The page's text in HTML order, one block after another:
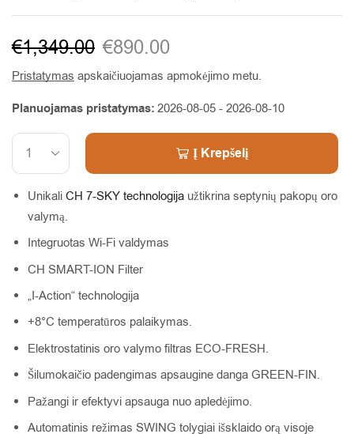
€1,349.00 €890.00
Pristatymas apskaičiuojamas apmokėjimo metu.
Planuojamas pristatymas: 2026-08-05 - 2026-08-10
Į Krepšelį
Alternative:
Unikali CH 7-SKY technologija užtikrina septynių pakopų oro
valymą.
Integruotas Wi-Fi valdymas
CH SMART-ION Filter
„I-Action“ technologija
+8°C temperatūros palaikymas.
Elektrostatinis oro valymo filtras ECO-FRESH.
Šilumokaičio padengimas apsaugine danga GREEN-FIN.
Pažangi ir efektyvi apsauga nuo apledėjimo.
Automatinis režimas SWING tolygiai išsklaido orą visoje